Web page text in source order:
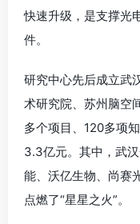
快速升级，是支撑光
件。
研究中心先后成立武
术研究院、苏州脑空
多个项目、120多项
3.3亿元。其中，武
能、沃亿生物、尚赛
点燃了“星星之火”。